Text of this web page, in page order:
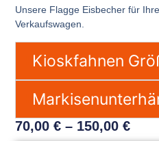
Unsere Flagge Eisbecher für
Verkaufswagen.
Kioskfahnen
70,00€ – 150,00€